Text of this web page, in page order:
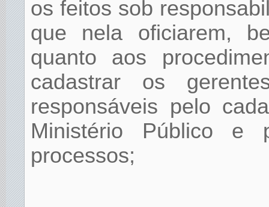
os feitos sob
que nela oficiarem,
quanto aos
cadastrar os
responsáveis pelo
Ministério Público e
processos;